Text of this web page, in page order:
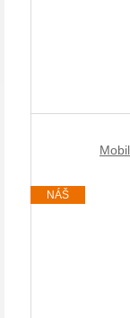
NÁŠ